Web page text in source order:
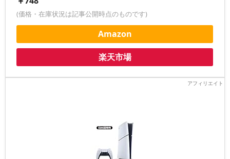
(価格・在庫状況は記事公開時点のものです)
Amazon
楽天市場